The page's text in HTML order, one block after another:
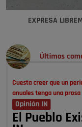
EXPRESA
Últimos
Cuesta creer que un
anuales tenga una
Opinión IN
El Pueblo